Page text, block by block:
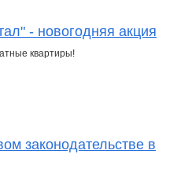
- новогодняя акция
квартиры!
законодательстве в